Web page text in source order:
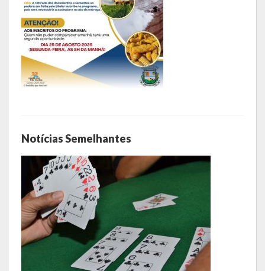
Administração, Fazenda e Planejamento
Desenvolvimento Econômico
Desenvolvimento Social
Educação, Cultura, Turismo, Desporto e Lazer
Saúde
Histórias
A História da Comunidade Católica Nossa Senhora de Lourdes
de Vila Seca
A História da Comunidade Evangélica de Linha Kronenthal
Notícias Semelhantes